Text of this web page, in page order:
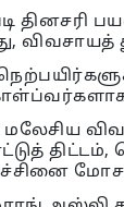
தினசரி
விவசாயத்